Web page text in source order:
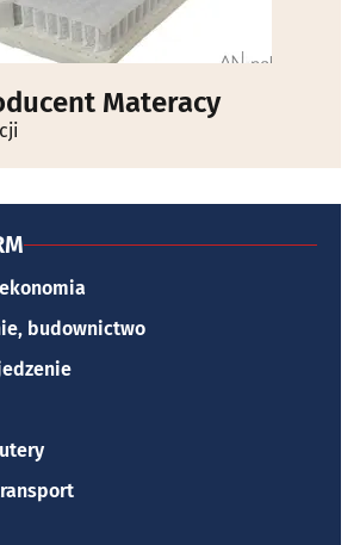
Materacy
budownictwo